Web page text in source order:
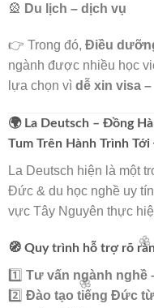
🎡 Du lịch – dịch vụ
👉 Trong đó, Điều
ngành được nhiều học
lựa chọn vì dễ xin visa
🌍 La Deutsch – Đồng
Tum Trên Hành Trình
La Deutsch hiện là một
Đức & du học nghề uy
vực Tây Nguyên thực
🧭 Quy trình hỗ trợ rõ
1️⃣ Tư vấn ngành nghề
2️⃣ Đào tạo tiếng Đức